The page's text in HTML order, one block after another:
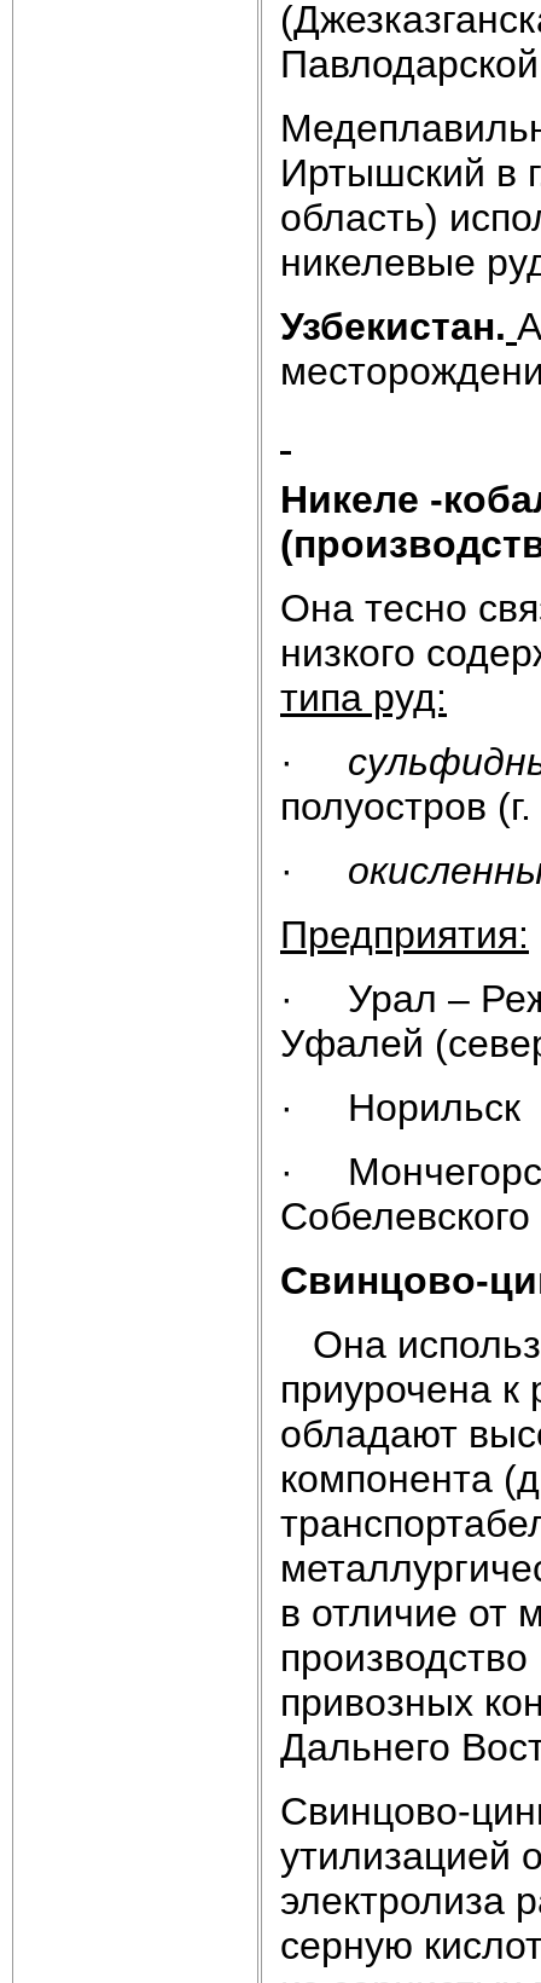
Иртышский в
область)
никелевые
Узбекистан.
Никеле -
Она тесно
низкого
типа руд:
·
полуостров
·
Предприятия:
· Урал – Реж
Уфалей
· Норильск
·
Свинцово-
Она
приурочена
обладают
компонента
в отличие от
привозных
Дальнего
Свинцово-
утилизацией
электролиза
серную